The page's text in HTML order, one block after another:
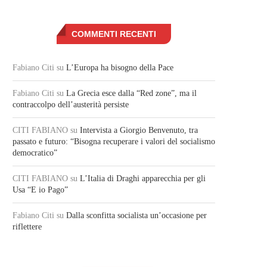
COMMENTI RECENTI
Fabiano Citi su L’Europa ha bisogno della Pace
Fabiano Citi su La Grecia esce dalla “Red zone”, ma il
contraccolpo dell’austerità persiste
CITI FABIANO su Intervista a Giorgio Benvenuto, tra
passato e futuro: “Bisogna recuperare i valori del socialismo
democratico”
CITI FABIANO su L’Italia di Draghi apparecchia per gli
Usa “E io Pago”
Fabiano Citi su Dalla sconfitta socialista un’occasione per
riflettere